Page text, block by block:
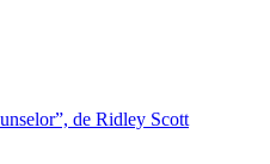
de Ridley Scott